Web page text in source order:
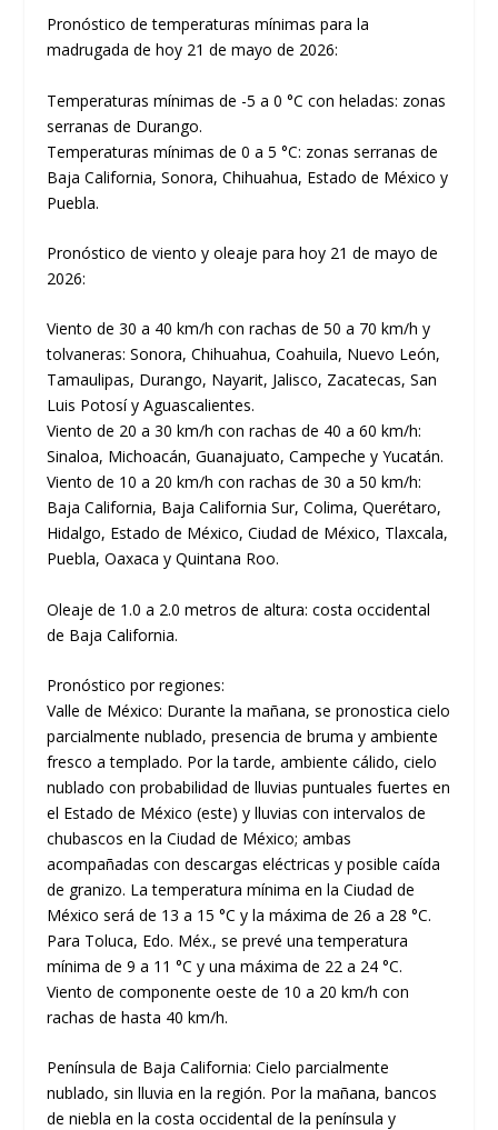
Pronóstico de temperaturas mínimas para la
madrugada de hoy 21 de mayo de 2026:
Temperaturas mínimas de -5 a 0 °C con heladas: zonas
serranas de Durango.
Temperaturas mínimas de 0 a 5 °C: zonas serranas de
Baja California, Sonora, Chihuahua, Estado de México y
Puebla.
Pronóstico de viento y oleaje para hoy 21 de mayo de
2026:
Viento de 30 a 40 km/h con rachas de 50 a 70 km/h y
tolvaneras: Sonora, Chihuahua, Coahuila, Nuevo León,
Tamaulipas, Durango, Nayarit, Jalisco, Zacatecas, San
Luis Potosí y Aguascalientes.
Viento de 20 a 30 km/h con rachas de 40 a 60 km/h:
Sinaloa, Michoacán, Guanajuato, Campeche y Yucatán.
Viento de 10 a 20 km/h con rachas de 30 a 50 km/h:
Baja California, Baja California Sur, Colima, Querétaro,
Hidalgo, Estado de México, Ciudad de México, Tlaxcala,
Puebla, Oaxaca y Quintana Roo.
Oleaje de 1.0 a 2.0 metros de altura: costa occidental
de Baja California.
Pronóstico por regiones:
Valle de México: Durante la mañana, se pronostica cielo
parcialmente nublado, presencia de bruma y ambiente
fresco a templado. Por la tarde, ambiente cálido, cielo
nublado con probabilidad de lluvias puntuales fuertes en
el Estado de México (este) y lluvias con intervalos de
chubascos en la Ciudad de México; ambas
acompañadas con descargas eléctricas y posible caída
de granizo. La temperatura mínima en la Ciudad de
México será de 13 a 15 °C y la máxima de 26 a 28 °C.
Para Toluca, Edo. Méx., se prevé una temperatura
mínima de 9 a 11 °C y una máxima de 22 a 24 °C.
Viento de componente oeste de 10 a 20 km/h con
rachas de hasta 40 km/h.
Península de Baja California: Cielo parcialmente
nublado, sin lluvia en la región. Por la mañana, bancos
de niebla en la costa occidental de la península y